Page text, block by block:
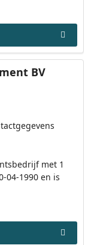
BV
met 1
04-1990 en is